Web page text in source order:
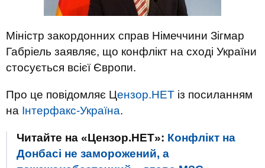
Міністр закордонних справ Німеччини Зігмар
Габріель заявляє, що конфлікт на сході України
стосується всієї Європи.
Про це повідомляє Цензор.НЕТ із посиланням
на Інтерфакс-Україна.
Читайте на «Цензор.НЕТ»: Конфлікт на
Донбасі не заморожений, а